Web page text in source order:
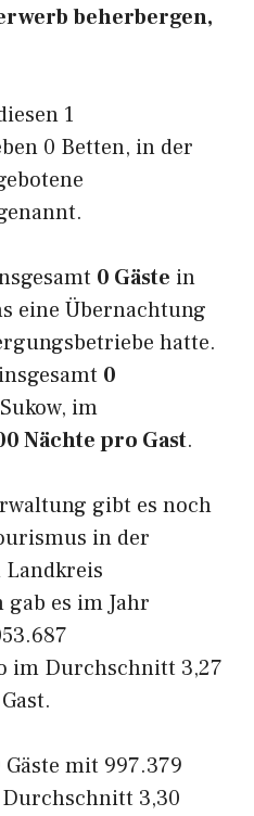
beherbergen,
1
0 Betten, in der
0 Gäste in
eine Übernachtung
hatte.
0
im
Nächte pro Gast.
gibt es noch
in der
Landkreis
es im Jahr
im Durchschnitt 3,27
mit 997.379
3,30